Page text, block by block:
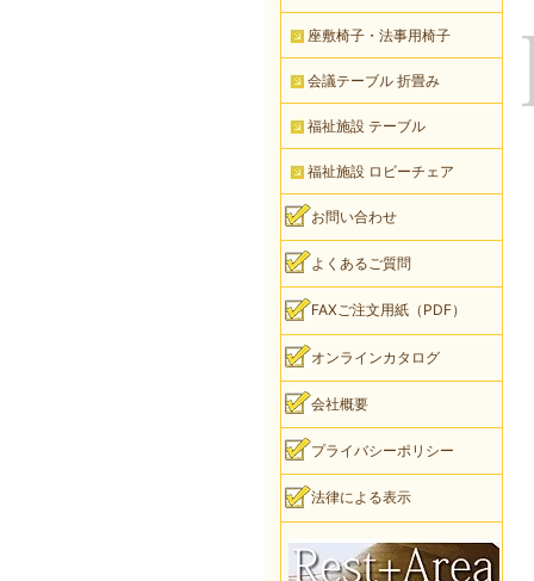
座敷椅子・法事用椅子
会議テーブル 折畳み
福祉施設 テーブル
福祉施設 ロビーチェア
お問い合わせ
よくあるご質問
FAXご注文用紙（PDF）
オンラインカタログ
会社概要
プライバシーポリシー
法律による表示